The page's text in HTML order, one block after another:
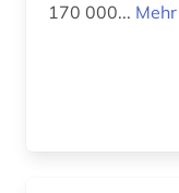
170 000...